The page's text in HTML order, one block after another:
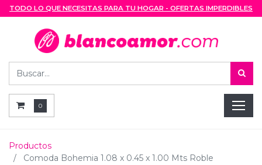
TODO LO QUE NECESITAS PARA TU HOGAR - OFERTAS IMPERDIBLES
0
Productos
Comoda Bohemia 1.08 x 0.45 x 1.00 Mts Roble